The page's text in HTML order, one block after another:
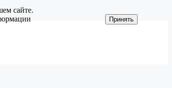
сайте.
Принять